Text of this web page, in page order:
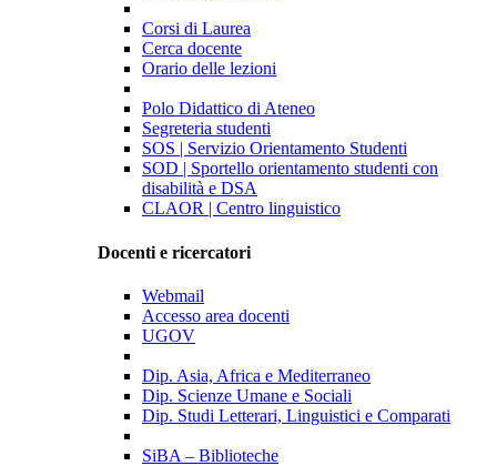
Corsi di Laurea
Cerca docente
Orario delle lezioni
Polo Didattico di Ateneo
Segreteria studenti
SOS | Servizio Orientamento Studenti
SOD | Sportello orientamento studenti con
disabilità e DSA
CLAOR | Centro linguistico
Docenti e ricercatori
Webmail
Accesso area docenti
UGOV
Dip. Asia, Africa e Mediterraneo
Dip. Scienze Umane e Sociali
Dip. Studi Letterari, Linguistici e Comparati
SiBA – Biblioteche